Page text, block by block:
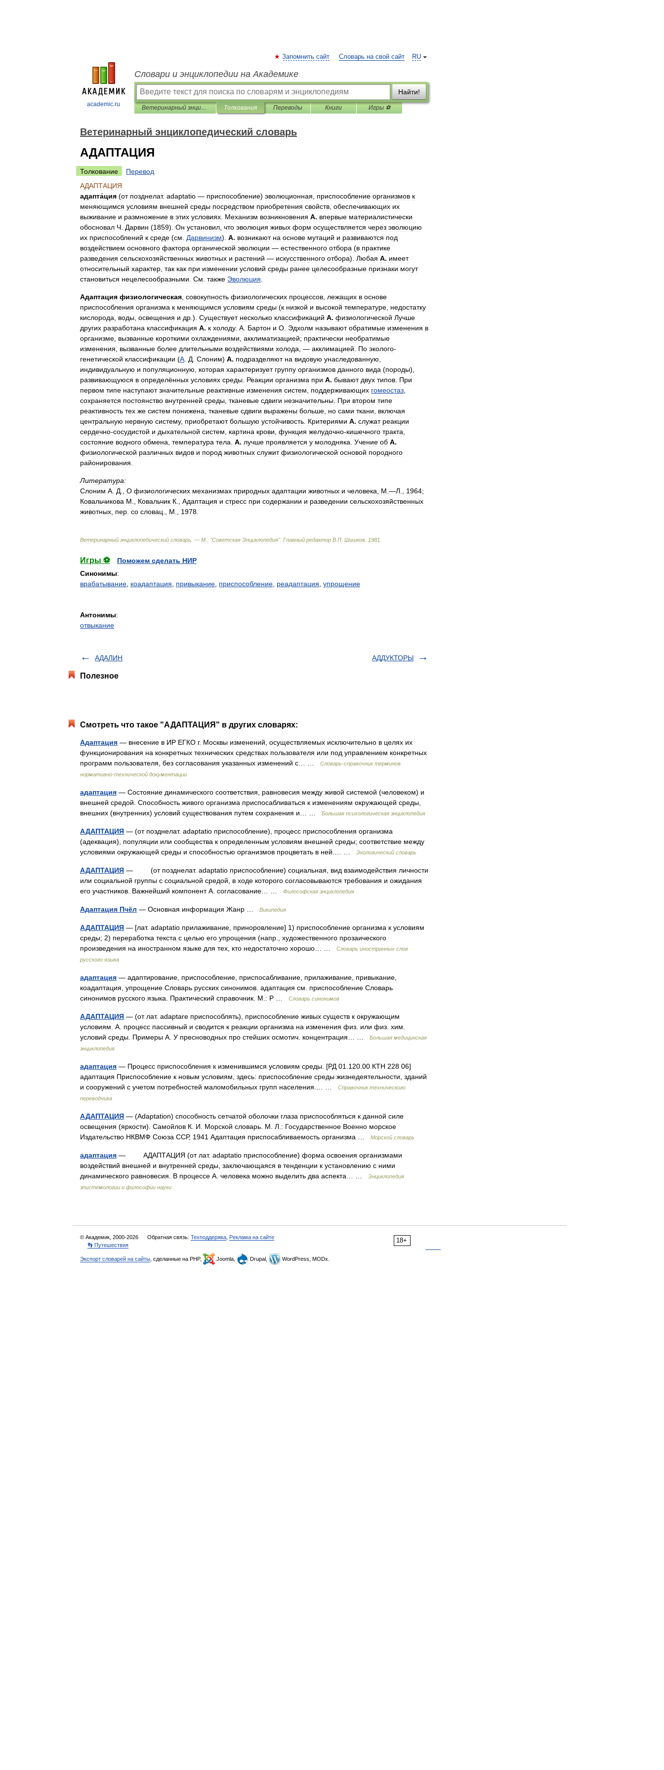
academic.ru
RU
Запомнить сайт Словарь на свой сайт
Словари и энциклопедии на Академике
Найти!
Ветеринарный энциклопедический словарь Толкования Переводы Книги Игры ⚽
Ветеринарный энциклопедический словарь
АДАПТАЦИЯ
Толкование
Перевод
АДАПТАЦИЯ
адапта́ция (от позднелат. adaptatio — приспособление) эволюционная приспособление организмов к
меняющимся условиям внешней среды посредством приобретения свойств обеспечивающих их
выживание и размножение в этих условиях Механизм возникновения А. впервые материалистически
обосновал Ч Дарвин (1859). Он установил что эволюция живых форм осуществляется через эволюцию
их приспособлений к среде (см Дарвинизм). А. возникают на основе мутаций и развиваются под
воздействием основного фактора органической эволюции — естественного отбора (в практике
разведения сельскохозяйственных животных и растений — искусственного отбора). Любая А. имеет
относительный характер так как при изменении условий среды ранее целесообразные признаки могут
становиться нецелесообразными См также Эволюция
Адаптация физиологическая совокупность физиологических процессов лежащих в основе
приспособления организма к меняющимся условиям среды (к низкой и высокой температуре недостатку
кислорода
воды освещения и др .). Существует несколько классификаций А. физиологической Лучше
других разработана классификация А. к холоду. А Бартон и О Эдхолм называют обратимые изменения в
организме вызванные короткими охлаждениями акклиматизацией; практически необратимые
изменения
вызванные более длительными воздействиями холода , — акклимацией По эколого-
генетической классификации (А Д Слоним) А. подразделяют на видовую унаследованную
индивидуальную и популяционную которая характеризует группу организмов данного вида (породы),
развивающуюся в определённых условиях среды Реакции организма при А. бывают двух типов При
первом типе наступают значительные реактивные изменения систем поддерживающих гомеостаз
сохраняется постоянство внутренней среды тканевые сдвиги незначительны При втором типе
реактивность тех же систем понижена тканевые сдвиги выражены больше но сами ткани
включая
центральную нервную систему, приобретают большую устойчивость Критериями А. служат реакции
сердечно-сосудистой и дыхательной систем картина крови функция желудочно-кишечного тракта
состояние водного обмена температура тела А. лучше проявляется у молодняка Учение об А.
физиологической различных видов и пород животных служит физиологической основой породного
районирования
Литература:
Слоним А Д О физиологических механизмах природных адаптации животных и человека М .—Л 1964;
Ковальчикова М Ковальчик К Адаптация и стресс при содержании и разведении сельскохозяйственных
животных пер со словац М 1978
Ветеринарный энциклопедический словарь . — М : "Советская Энциклопедия". Главный редактор В П Шишков 1981
Игры ⚽
Поможем сделать НИР
Синонимы:
врабатывание коадаптация привыкание приспособление реадаптация упрощение
Антонимы:
отвыкание
АДАЛИН АДДУКТОРЫ
Полезное
Смотреть что такое "АДАПТАЦИЯ" в других словарях:
Адаптация — внесение в ИР ЕГКО г. Москвы изменений, осуществляемых исключительно в целях их
функционирования на конкретных технических средствах пользователя или под управлением конкретных
программ пользователя, без согласования указанных изменений с… …
Словарь-справочник терминов
нормативно-технической документации
адаптация — Состояние динамического соответствия, равновесия между живой системой (человеком) и
внешней средой. Способность живого организма приспосабливаться к изменениям окружающей среды,
внешних (внутренних) условий существования путем сохранения и… …
Большая психологическая энциклопедия
АДАПТАЦИЯ — (от позднелат. adaptatio приспособление), процесс приспособления организма
(адеквация), популяции или сообщества к определенным условиям внешней среды; соответствие между
условиями окружающей среды и способностью организмов процветать в ней.… …
Экологический словарь
АДАПТАЦИЯ — (от позднелат. adaptatio приспособление) социальная, вид взаимодействия личности
или социальной группы с социальной средой, в ходе которого согласовываются требования и ожидания
его участников. Важнейший компонент А. согласование… …
Философская энциклопедия
Адаптация Пчёл — Основная информация Жанр … Википедия
АДАПТАЦИЯ — [лат. adaptatio прилаживание, приноровление] 1) приспособление организма к условиям
среды; 2) переработка текста с целью его упрощения (напр., художественного прозаического
произведения на иностранном языке для тех, кто недостаточно хорошо… …
Словарь иностранных слов
русского языка
адаптация — адаптирование, приспособление, приспосабливание, прилаживание, привыкание,
коадаптация, упрощение Словарь русских синонимов. адаптация см. приспособление Словарь
синонимов русского языка. Практический справочник. М.: Р …
Словарь синонимов
АДАПТАЦИЯ — (от лат. adaptare приспособлять), приспособление живых существ к окружающим
условиям. А. процесс пассивный и сводится к реакции организма на изменения физ. или физ. хим.
условий среды. Примеры А. У пресноводных про стейших осмотич. концентрация… …
Большая медицинская
энциклопедия
адаптация — Процесс приспособления к изменившимся условиям среды. [РД 01.120.00 КТН 228 06]
адаптация Приспособление к новым условиям, здесь: приспособление среды жизнедеятельности, зданий
и сооружений с учетом потребностей маломобильных групп населения.… …
Справочник технического
переводчика
АДАПТАЦИЯ — (Adaptation) способность сетчатой оболочки глаза приспособляться к данной силе
освещения (яркости). Самойлов К. И. Морской словарь. М. Л.: Государственное Военно морское
Издательство НКВМФ Союза ССР, 1941 Адаптация приспосабливаемость организма …
Морской словарь
адаптация — АДАПТАЦИЯ (от лат. adaptatio приспособление) форма освоения организмами
воздействий внешней и внутренней среды, заключающаяся в тенденции к установлению с ними
динамического равновесия. В процессе А. человека можно выделить два аспекта… …
Энциклопедия
эпистемологии и философии науки
18+
© Академик, 2000-2026 Обратная связь: Техподдержка Реклама на сайте
👣 Путешествия
Экспорт словарей на сайты , сделанные на PHP, Joomla, Drupal, WordPress, MODx.